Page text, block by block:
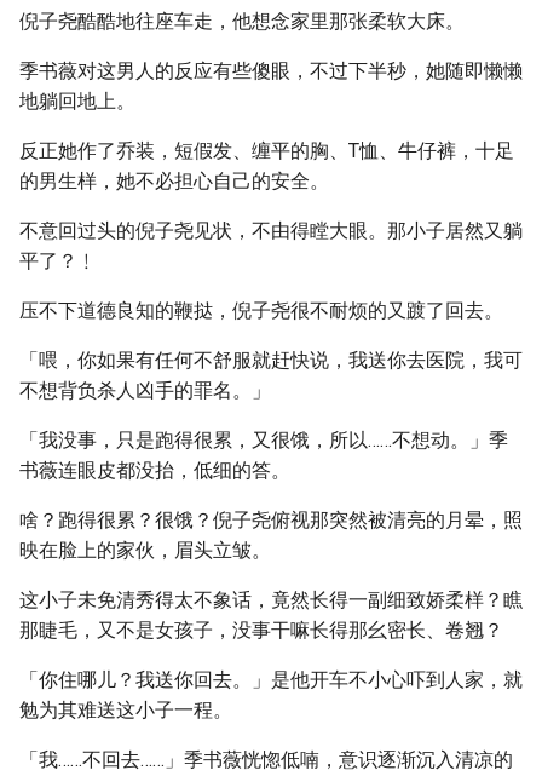
倪子尧酷酷地往座车走，他想念家里那张柔软大床。
季书薇对这男人的反应有些傻眼，不过下半秒，她随即懒懒
地躺回地上。
反正她作了乔装，短假发、缠平的胸、T恤、牛仔裤，十足
的男生样，她不必担心自己的安全。
不意回过头的倪子尧见状，不由得瞠大眼。那小子居然又躺
平了？﹗
压不下道德良知的鞭挞，倪子尧很不耐烦的又踱了回去。
「喂，你如果有任何不舒服就赶快说，我送你去医院，我可
不想背负杀人凶手的罪名。」
「我没事，只是跑得很累，又很饿，所以……不想动。」季
书薇连眼皮都没抬，低细的答。
啥？跑得很累？很饿？倪子尧俯视那突然被清亮的月晕，照
映在脸上的家伙，眉头立皱。
这小子未免清秀得太不象话，竟然长得一副细致娇柔样？瞧
那睫毛，又不是女孩子，没事干嘛长得那幺密长、卷翘？
「你住哪儿？我送你回去。」是他开车不小心吓到人家，就
勉为其难送这小子一程。
「我……不回去……」季书薇恍惚低喃，意识逐渐沉入清凉的